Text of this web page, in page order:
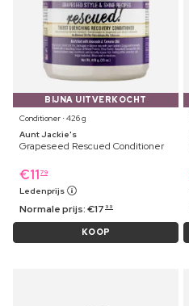
BIJNA UITVERKOCHT
Conditioner ⋅ 426 g
Aunt Jackie's
Grapeseed Rescued Conditioner
€11 79
Ledenprijs
Normale prijs:€17 99
KOOP